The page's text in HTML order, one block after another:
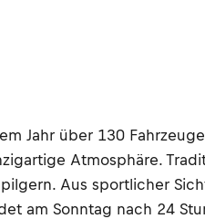
Jahr über 130
Atmosphäre.
Aus sportlicher
am Sonntag nach 24